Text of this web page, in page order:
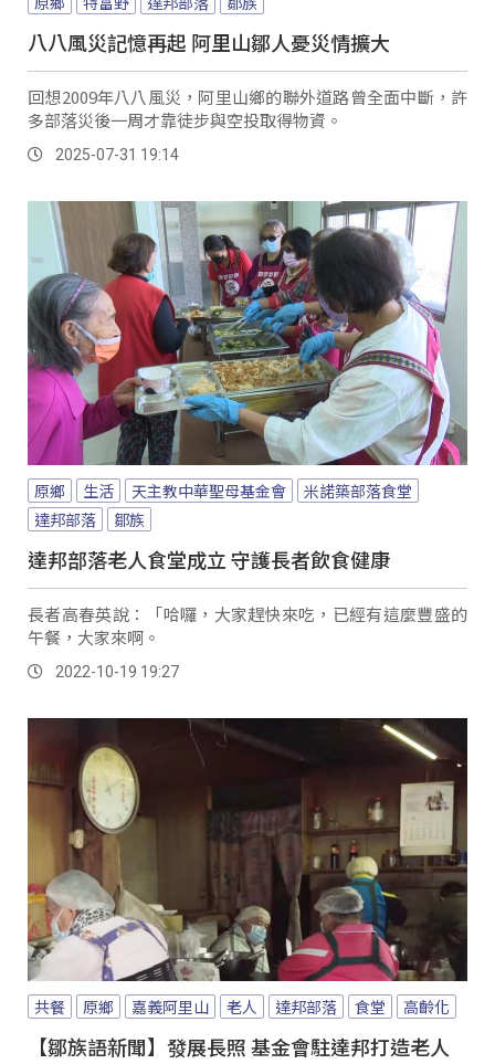
八八風災記憶再起 阿里山鄒人憂災情擴大
回想2009年八八風災，阿里山鄉的聯外道路曾全面中斷，許
多部落災後一周才靠徒步與空投取得物資。
2025-07-31 19:14
原鄉 生活 天主教中華聖母基金會
米諾築部落食堂
達邦部落
鄒族
達邦部落老人食堂成立 守護長者飲食健康
長者高春英說：「哈囉，大家趕快來吃，已經有這麼豐盛的
午餐，大家來啊。
2022-10-19 19:27
共餐 原鄉 嘉義阿里山 老人 達邦部落 食堂 高齡化
【鄒族語新聞】發展長照 基金會駐達邦打造老人